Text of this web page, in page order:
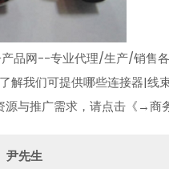
品网--专业代理/生产/销售
我们可提供哪些连接器|线
与推广需求，请点击《→商
尹先生